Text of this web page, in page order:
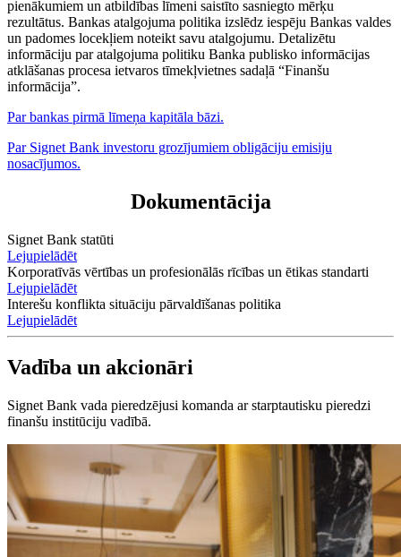
pienākumiem un atbildības līmeni saistīto sasniegto mērķu
rezultātus. Bankas atalgojuma politika izslēdz iespēju Bankas valdes
un padomes locekļiem noteikt savu atalgojumu. Detalizētu
informāciju par atalgojuma politiku Banka publisko informācijas
atklāšanas procesa ietvaros tīmekļvietnes sadaļā “Finanšu
informācija”.
Par bankas pirmā līmeņa kapitāla bāzi.
Par Signet Bank investoru grozījumiem obligāciju emisiju
nosacījumos.
Dokumentācija
Signet Bank statūti
Lejupielādēt
Korporatīvās vērtības un profesionālās rīcības un ētikas standarti
Lejupielādēt
Interešu konflikta situāciju pārvaldīšanas politika
Lejupielādēt
Vadība un akcionāri
Signet Bank vada pieredzējusi komanda ar starptautisku pieredzi
finanšu institūciju vadībā.